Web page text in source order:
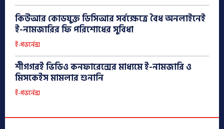
কিউআর কোডযুক্ত ডিসিআর সর্বক্ষেত্রে বৈধ অনলাইনেই
ই-নামজারির ফি পরিশোধের সুবিধা
ই-গভর্নেন্স
শীগগরই ভিডিও কনফারেন্সের মাধ্যমে ই-নামজারি ও
মিসকেইস মামলার শুনানি
ই-গভর্নেন্স